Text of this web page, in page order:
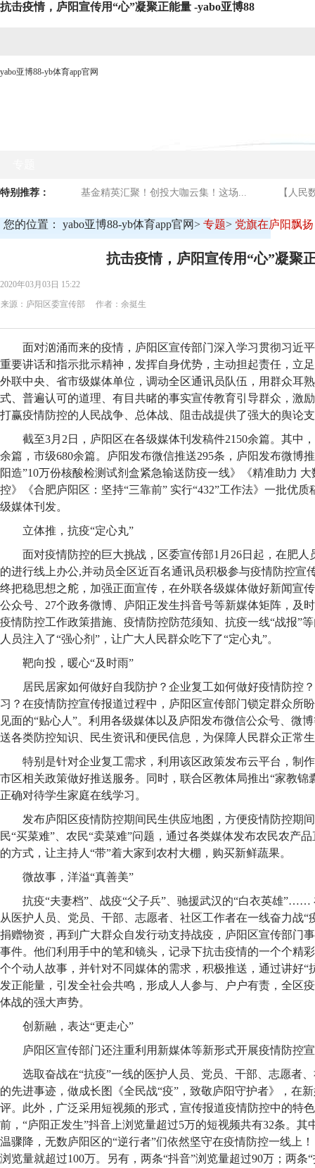
抗击疫情，庐阳宣传用“心”凝聚正能量 -yabo亚博88
yabo亚博88-yb体育app官网
特别推荐： 基金精英汇聚！创投大咖云集！这场... 【人民
您的位置： yabo亚博88-yb体育app官网> 专题> 党旗在庐阳飘
抗击疫情，庐阳宣传用“心”凝聚
2020年03月03日 15:22
来源：庐阳区委宣传部 作者：余挺生
面对汹涌而来的疫情，庐阳区宣传部门深入学习贯彻习近
重要讲话和指示批示精神，发挥自身优势，主动担起责任，立
外联中央、省市级媒体单位，调动全区通讯员队伍，用群众耳
式、普遍认可的道理、有目共睹的事实宣传教育引导群众，激
打赢疫情防控的人民战争、总体战、阻击战提供了强大的舆论
截至3月2日，庐阳区在各级媒体刊发稿件2150余篇。其中
余篇，市级680余篇。庐阳发布微信推送295条，庐阳发布微博
阳造”10万份核酸检测试剂盒紧急输送防疫一线》《精准助力
控》《合肥庐阳区：坚持“三靠前” 实行“432”工作法》一批优
级媒体刊发。
立体推，抗疫“定心丸”
面对疫情防控的巨大挑战，区委宣传部1月26日起，在肥
的进行线上办公,并动员全区近百名通讯员积极参与疫情防控宣
终把稳思想之舵，加强正面宣传，在外联各级媒体做好新闻宣
公众号、27个政务微博、庐阳正发生抖音号等新媒体矩阵，及
疫情防控工作政策措施、疫情防控防范须知、抗疫一线“战报”
人员注入了“强心剂”，让广大人民群众吃下了“定心丸”。
靶向投，暖心“及时雨”
居民居家如何做好自我防护？企业复工如何做好疫情防控
习？在疫情防控宣传报道过程中，庐阳区宣传部门锁定群众所
见面的“贴心人”。利用各级媒体以及庐阳发布微信公众号、微
送各类防控知识、民生资讯和便民信息，为保障人民群众正常
特别是针对企业复工需求，利用该区政策发布云平台，制
市区相关政策做好推送服务。同时，联合区教体局推出“家教锦
正确对待学生家庭在线学习。
发布庐阳区疫情防控期间民生供应地图，方便疫情防控期
民“买菜难”、农民“卖菜难”问题，通过各类媒体发布农民农产
的方式，让主持人“带”着大家到农村大棚，购买新鲜蔬果。
微故事，洋溢“真善美”
抗疫“夫妻档”、战疫“父子兵”、驰援武汉的“白衣英雄
从医护人员、党员、干部、志愿者、社区工作者在一线奋力战“
捐赠物资，再到广大群众自发行动支持战疫，庐阳区宣传部门
事件。他们利用手中的笔和镜头，记录下抗击疫情的一个个精
个个动人故事，并针对不同媒体的需求，积极推送，通过讲好“
发正能量，引发全社会共鸣，形成人人参与、户户有责，全区
体战的强大声势。
创新融，表达“更走心”
庐阳区宣传部门还注重利用新媒体等新形式开展疫情防控
选取奋战在“抗疫”一线的医护人员、党员、干部、志愿者
的先进事迹，做成长图《全民战“疫”，致敬庐阳守护者》，在
评。此外，广泛采用短视频的形式，宣传报道疫情防控中的特
前，“庐阳正发生”抖音上浏览量超过5万的短视频共有32条。其
温骤降，无数庐阳区的“逆行者”们依然坚守在疫情防控一线上
浏览量就超过100万。另有，两条“抖音”浏览量超过90万；两条